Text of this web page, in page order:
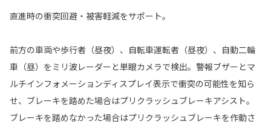
直進時の衝突回避・被害軽減をサポート。
前方の車両や歩行者（昼夜）、自転車運転者（昼夜）、自動二輪
車（昼）をミリ波レーダーと単眼カメラで検出。警報ブザーとマ
ルチインフォメーションディスプレイ表示で衝突の可能性を知ら
せ、ブレーキを踏めた場合はプリクラッシュブレーキアシスト。
ブレーキを踏めなかった場合はプリクラッシュブレーキを作動さ